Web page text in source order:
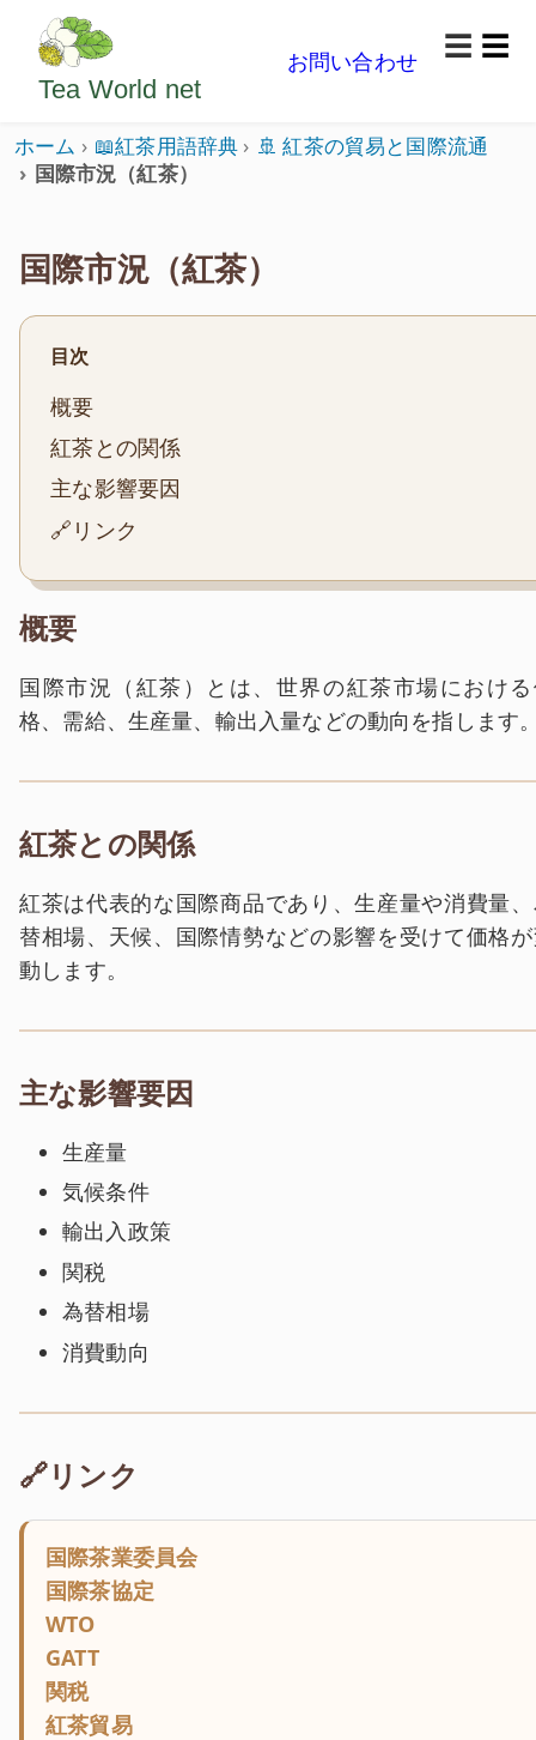
ようこそいらっしゃいました。どうぞごゆっくり楽
Tea World net
お問い合わせ
☰
ホーム 📖紅茶用語辞典
🚢 紅茶の貿易と国際流通
国際市況（紅茶）
国際市況（紅茶）
目次
概要
紅茶との関係
主な影響要因
🔗リンク
概要
国際市況（紅茶）とは、世界の紅茶市場におけ
格、需給、生産量、輸出入量などの動向を指します
紅茶との関係
紅茶は代表的な国際商品であり、生産量や消費量
替相場、天候、国際情勢などの影響を受けて価格
動します。
主な影響要因
生産量
気候条件
輸出入政策
関税
為替相場
消費動向
🔗リンク
国際茶業委員会
国際茶協定
WTO
GATT
関税
紅茶貿易